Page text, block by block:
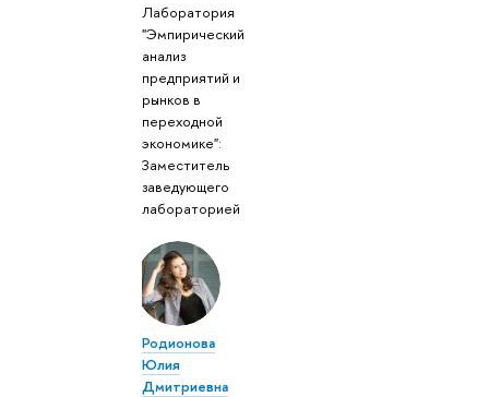
Лаборатория
"Эмпирический
анализ
предприятий и
рынков в
переходной
экономике":
Заместитель
заведующего
лабораторией
Родионова
Юлия
Дмитриевна